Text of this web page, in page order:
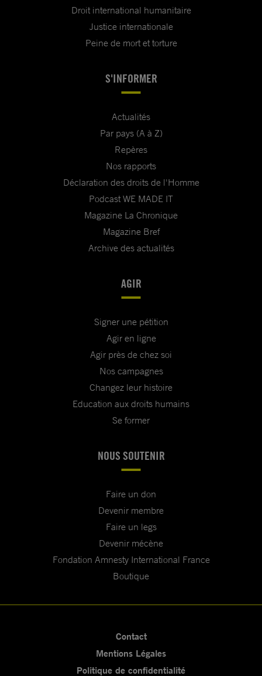
Droit international humanitaire
Justice internationale
Peine de mort et torture
S'INFORMER
Actualités
Par pays (A à Z)
Repères
Nos rapports
Déclaration des droits de l'Homme
Podcast WE MADE IT
Magazine La Chronique
Magazine Bref
Archive des actualités
AGIR
Signer une pétition
Agir en ligne
Agir près de chez soi
Nos campagnes
Changez leur histoire
Education aux droits humains
Se former
NOUS SOUTENIR
Faire un don
Devenir membre
Faire un legs
Devenir mécène
Fondation Amnesty International France
Boutique
Contact
Mentions Légales
Politique de confidentialité